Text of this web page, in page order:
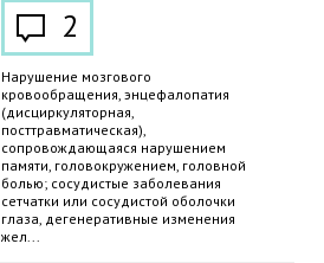
2
Нарушение мозгового
кровообращения, энцефалопатия
(дисциркуляторная,
посттравматическая),
сопровождающаяся нарушением
памяти, головокружением, головной
болью; сосудистые заболевания
сетчатки или сосудистой оболочки
глаза, дегенеративные изменения
жел...